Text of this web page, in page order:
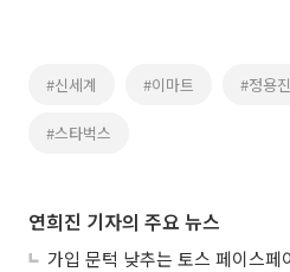
#신세계 #이마트 #정용진
#스타벅스
연희진 기자의 주요 뉴스